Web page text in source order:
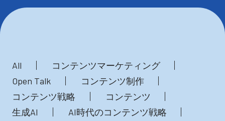
All
コンテンツマーケティング
Open Talk
コンテンツ制作
コンテンツ戦略
コンテンツ
生成AI
AI時代のコンテンツ戦略